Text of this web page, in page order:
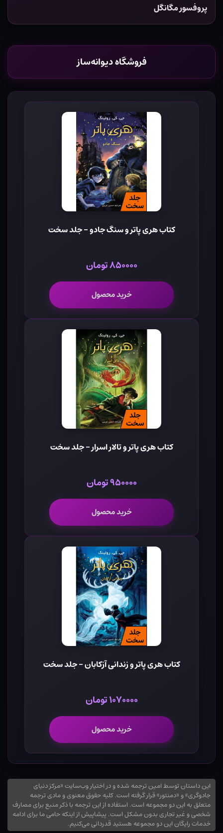
پروفسور مگانگل
فروشگاه دیوانه‌ساز
کتاب هری پاتر و سنگ جادو - جلد سخت
۸۵۰۰۰۰ تومان
خرید محصول
کتاب هری پاتر و تالار اسرار - جلد سخت
۹۵۰۰۰۰ تومان
خرید محصول
کتاب هری پاتر و زندانی آزکابان - جلد سخت
۱۰۷۰۰۰۰ تومان
خرید محصول
این داستان توسط امین ترجمه شده و در اختیار وب‌سایت «مرکز دنیای
جادوگری» و «دمنتور» قرار گرفته است. کلیه حقوق معنوی و مادی ترجمه
متعلق به این دو مجموعه است. استفاده از این ترجمه با ذکر منبع برای مصارف
شخصی و غیر تجاری بدون مشکل است. پیشاپیش از اینکه حامی ما برای ادامه
خدمات رایگان این دو مجموعه هستید قدردانی می‌کنیم.